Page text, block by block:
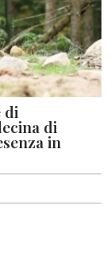
di
di
in